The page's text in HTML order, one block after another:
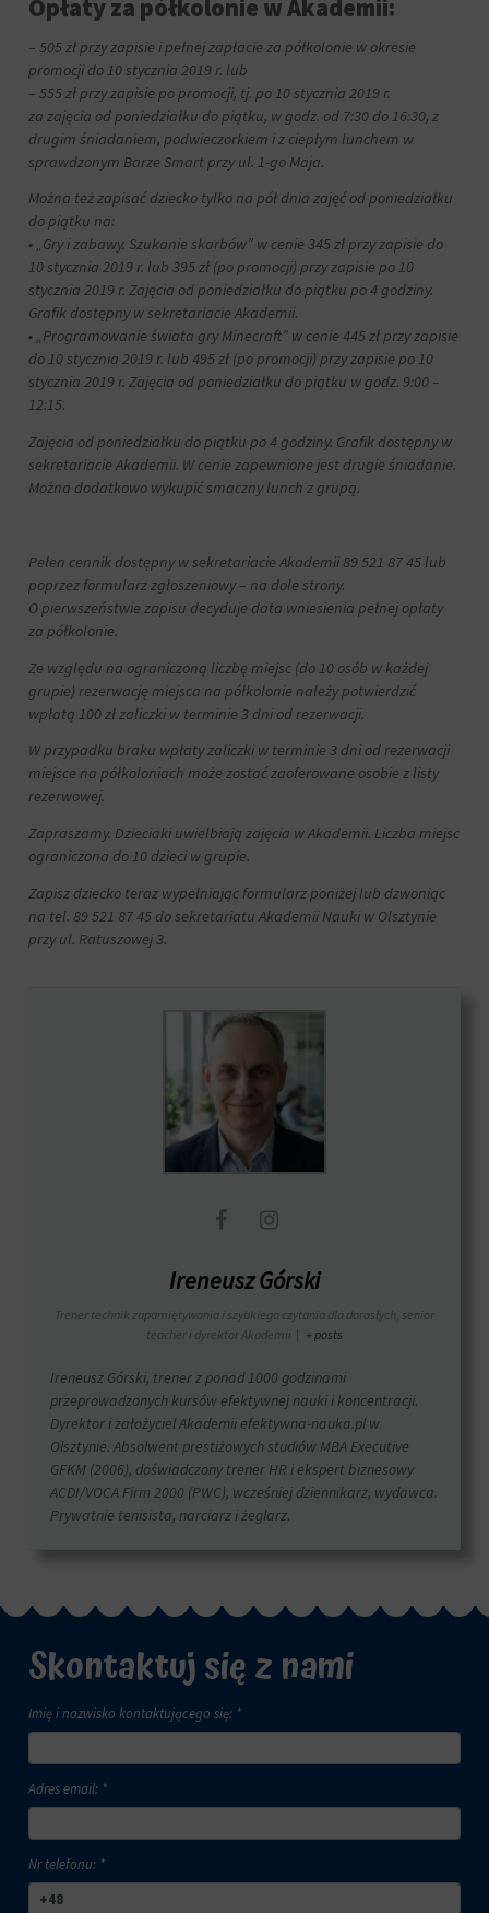
Opłaty za półkolonie w Akademii:
– 505 zł przy zapisie i pełnej zapłacie za półkolonie w okresie
promocji do 10 stycznia 2019 r. lub
– 555 zł przy zapisie po promocji, tj. po 10 stycznia 2019 r.
za zajęcia od poniedziałku do piątku, w godz. od 7:30 do 16:30, z
drugim śniadaniem, podwieczorkiem i z ciepłym lunchem w
sprawdzonym Barze Smart przy ul. 1-go Maja.
Można też zapisać dziecko tylko na pół dnia zajęć od poniedziałku
do piątku na:
• „Gry i zabawy. Szukanie skarbów” w cenie 345 zł przy zapisie do
10 stycznia 2019 r. lub 395 zł (po promocji) przy zapisie po 10
stycznia 2019 r. Zajęcia od poniedziałku do piątku po 4 godziny.
Grafik dostępny w sekretariacie Akademii.
• „Programowanie świata gry Minecraft” w cenie 445 zł przy zapisie
do 10 stycznia 2019 r. lub 495 zł (po promocji) przy zapisie po 10
stycznia 2019 r. Zajęcia od poniedziałku do piątku w godz. 9:00 –
12:15.
Zajęcia od poniedziałku do piątku po 4 godziny. Grafik dostępny w
sekretariacie Akademii. W cenie zapewnione jest drugie śniadanie.
Można dodatkowo wykupić smaczny lunch z grupą.
Pełen cennik dostępny w sekretariacie Akademii 89 521 87 45 lub
poprzez formularz zgłoszeniowy – na dole strony.
O pierwszeństwie zapisu decyduje data wniesienia pełnej opłaty
za półkolonie.
Ze względu na ograniczoną liczbę miejsc (do 10 osób w każdej
grupie) rezerwację miejsca na półkolonie należy potwierdzić
wpłatą 100 zł zaliczki w terminie 3 dni od rezerwacji.
W przypadku braku wpłaty zaliczki w terminie 3 dni od rezerwacji
miejsce na półkoloniach może zostać zaoferowane osobie z listy
rezerwowej.
Zapraszamy. Dzieciaki uwielbiają zajęcia w Akademii. Liczba miejsc
ograniczona do 10 dzieci w grupie.
Zapisz dziecko teraz wypełniając formularz poniżej lub dzwoniąc
na tel. 89 521 87 45 do sekretariatu Akademii Nauki w Olsztynie
przy ul. Ratuszowej 3.
Ireneusz Górski
Trener technik zapamiętywania i szybkiego czytania dla dorosłych, senior
teacher i dyrektor Akademii
+ posts
Ireneusz Górski, trener z ponad 1000 godzinami
przeprowadzonych kursów efektywnej nauki i koncentracji.
Dyrektor i założyciel Akademii efektywna-nauka.pl w
Olsztynie. Absolwent prestiżowych studiów MBA Executive
GFKM (2006), doświadczony trener HR i ekspert biznesowy
ACDI/VOCA Firm 2000 (PWC), wcześniej dziennikarz, wydawca.
Prywatnie tenisista, narciarz i żeglarz.
Skontaktuj się z nami
Imię i nazwisko kontaktującego się: *
Adres email: *
Nr telefonu: *
sposób
przechowywania
udostępniania
Twoich
informacji.
Wyjaśnia
również,
możesz
zarządzać
swoimi
preferencjami.